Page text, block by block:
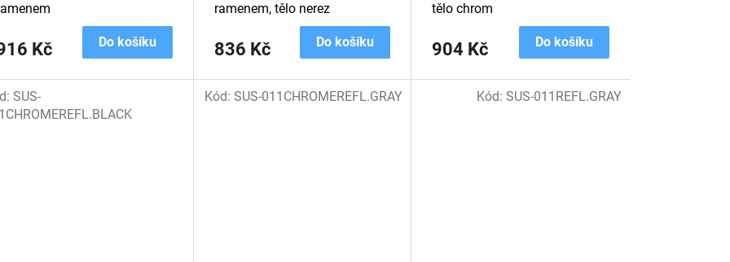
Kč Do košíku 836 Kč Do košíku
ramenem, tělo nerez
904 Kč Do košíku
tělo chrom
SUS-
Kód:SUS-011CHROMEREFL.GRAY Kód: SUS-011REFL.GRAY